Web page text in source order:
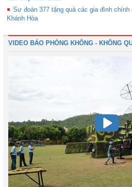
Sư đoàn 377 tặng quà các gia đình chính
Khánh Hòa
VIDEO BÁO PHÒNG KHÔNG - KHÔNG